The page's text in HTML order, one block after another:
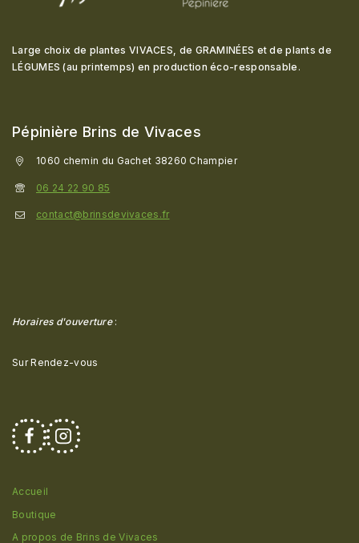
Large choix de plantes VIVACES, de GRAMINÉES et de plants de
LÉGUMES (au printemps) en production éco-responsable .
Pépinière Brins de Vivaces
1060 chemin du Gachet 38260 Champier
06 24 22 90 85
contact@brinsdevivaces.fr
Horaires d'ouverture:
Sur Rendez-vous
Accueil
Boutique
A propos de Brins de Vivaces